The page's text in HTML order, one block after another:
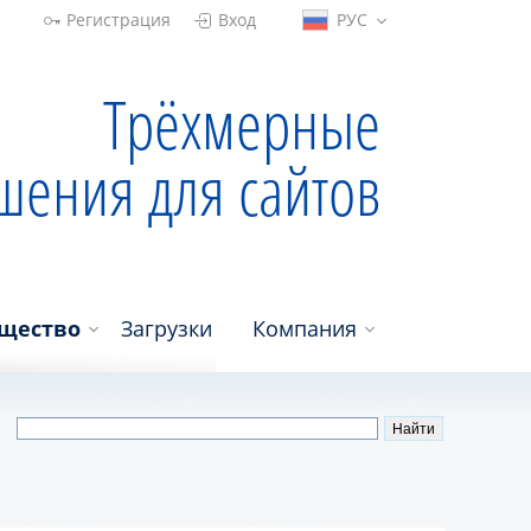
Регистрация Вход РУС
Трёхмерные
для сайтов
Загрузки Компания